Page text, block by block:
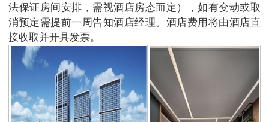
法保证房间安排，需视酒店房态而定），如有变动或取
消预定需提前一周告知酒店经理。酒店费用将由酒店直
接收取并开具发票。